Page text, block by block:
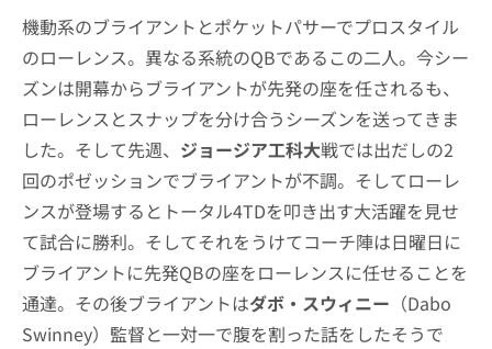
機動系のブライアントとポケットパサーでプロスタイル
のローレンス。異なる系統のQBであるこの二人。今シー
ズンは開幕からブライアントが先発の座を任されるも、
ローレンスとスナップを分け合うシーズンを送ってきま
した。そして先週、 ジョージア工科大戦では出だしの2
回のポゼッションでブライアントが不調。そしてローレ
ンスが登場するとトータル4TDを叩き出す大活躍を見せ
て試合に勝利。そしてそれをうけてコーチ陣は日曜日に
ブライアントに先発QBの座をローレンスに任せることを
通達。その後ブライアントはダボ・スウィニー （Dabo
Swinney）監督と一対一で腹を割った話をしたそうで